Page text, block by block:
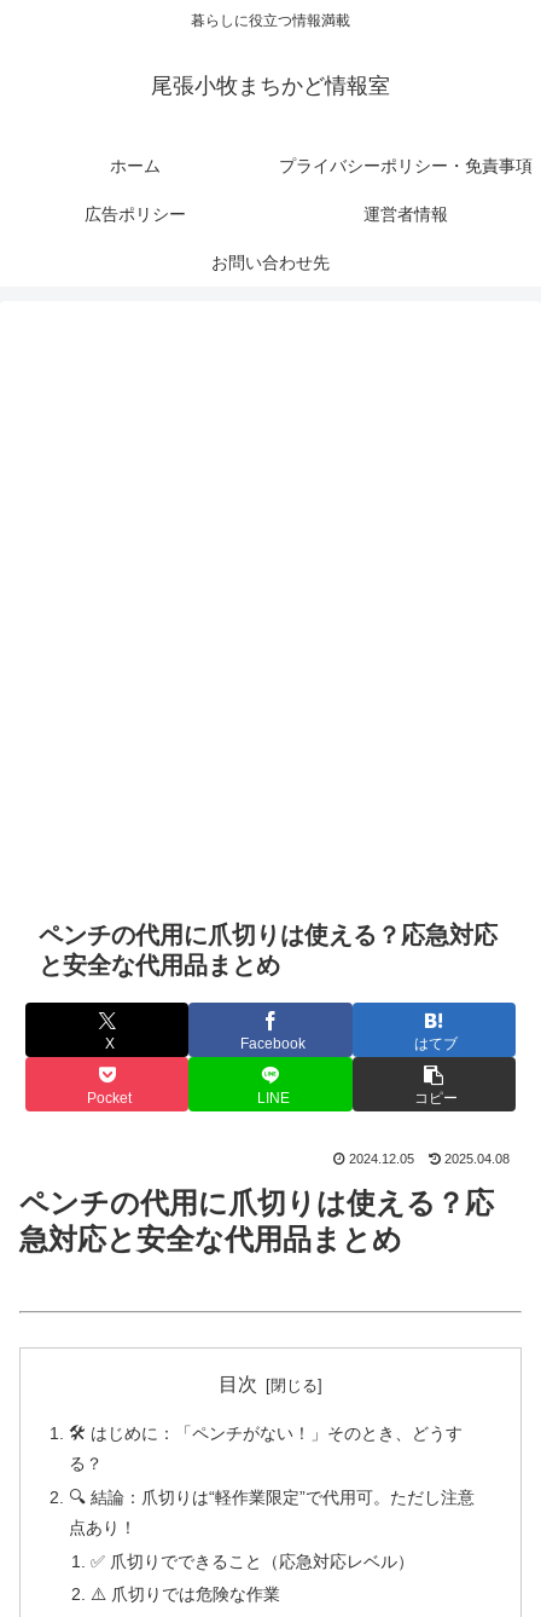
暮らしに役立つ情報満載
尾張小牧まちかど情報室
ホーム プライバシーポリシー・免責事項
広告ポリシー 運営者情報
お問い合わせ先
ペンチの代用に爪切りは使える？応急対応
と安全な代用品まとめ
X Facebook はてブ
Pocket LINE コピー
2024.12.05 2025.04.08
ペンチの代用に爪切りは使える？応
急対応と安全な代用品まとめ
目次
🛠 はじめに：「ペンチがない！」そのとき、どうす
る？
🔍 結論：爪切りは“軽作業限定”で代用可。ただし注意
点あり！
✅ 爪切りでできること（応急対応レベル）
⚠️ 爪切りでは危険な作業